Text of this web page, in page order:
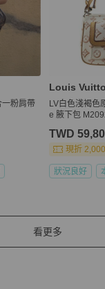
粉肩帶
Louis
LV白色淺褐色
e 腋下包
TWD
現折 2,000
狀況良好
看更多